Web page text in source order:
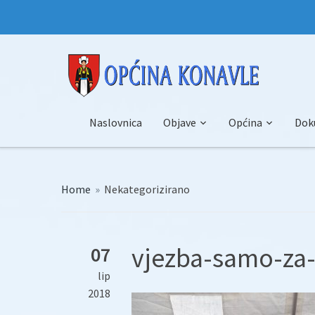
Naslovnica Objave Općina
Home » Nekategorizirano
07
lip
2018
vjezba-samo-